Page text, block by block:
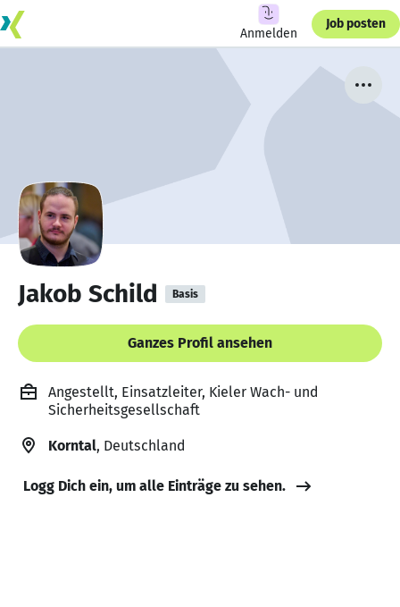
Anmelden
Job posten
Jakob Schild Basis
Ganzes Profil ansehen
Angestellt, Einsatzleiter, Kieler Wach- und
Sicherheitsgesellschaft
Korntal, Deutschland
Logg Dich ein, um alle Einträge zu sehen.